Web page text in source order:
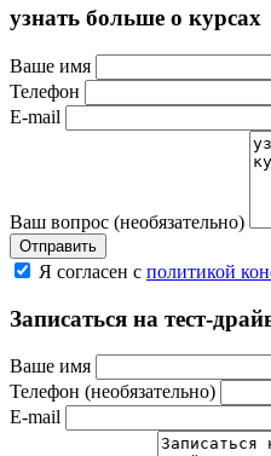
узнать больше о курсах
Ваше имя
Телефон
E-mail
Ваш вопрос (необязательно)
Я согласен с политикой
Записаться на тест-
Ваше имя
Телефон (необязательно)
E-mail